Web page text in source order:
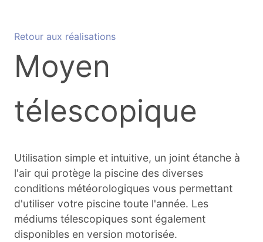
Retour aux réalisations
Moyen
télescopique
Utilisation simple et intuitive, un joint étanche à
l'air qui protège la piscine des diverses
conditions météorologiques vous permettant
d'utiliser votre piscine toute l'année. Les
médiums télescopiques sont également
disponibles en version motorisée.